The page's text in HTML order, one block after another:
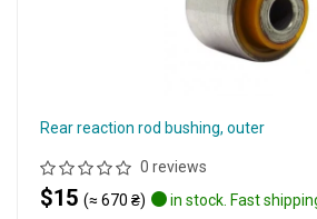
Rear reaction rod bushing, outer
0 reviews
$15 (≈ 670 ₴)
in stock. Fast